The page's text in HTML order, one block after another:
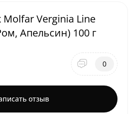
Verginia Line
Апельсин) 100 г
0
отзыв